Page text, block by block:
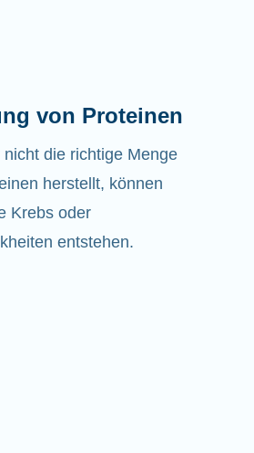
von Proteinen
die richtige Menge
herstellt, können
Krebs oder
entstehen.